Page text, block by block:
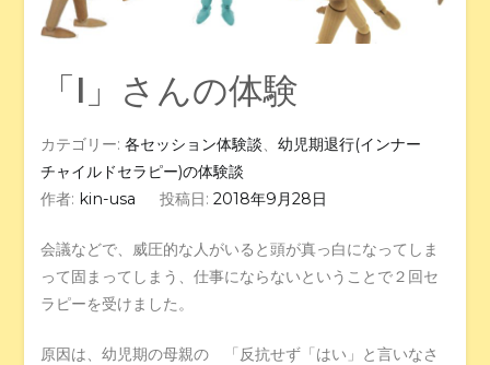
「I」さんの体験
カテゴリー:各セッション体験談、幼児期退行(インナー
チャイルドセラピー)の体験談
作者: kin-usa 投稿日: 2018年9月28日
会議などで、威圧的な人がいると頭が真っ白になってしま
って固まってしまう、仕事にならないということで２回セ
ラピーを受けました。
原因は、幼児期の母親の 「反抗せず「はい」と言いなさ